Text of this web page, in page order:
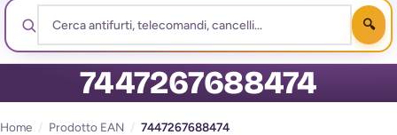
7447267688474
Home / Prodotto EAN / 7447267688474